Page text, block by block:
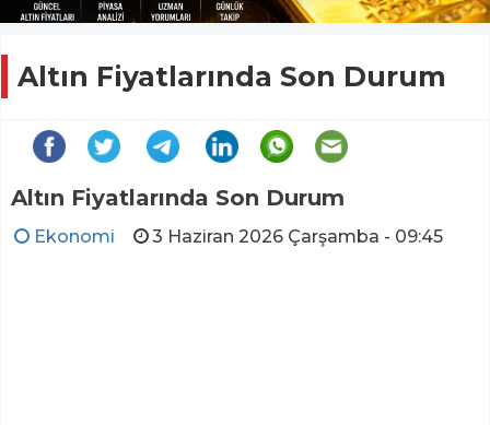
Altın Fiyatlarında Son Durum
Altın Fiyatlarında Son Durum
Ekonomi 3 Haziran 2026 Çarşamba - 09:45